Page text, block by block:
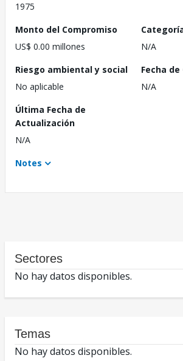
1975
Monto del Compromiso
US$ 0.00 millones
N/A
Riesgo ambiental y social
No aplicable
Fecha de
N/A
Última Fecha de
Actualización
N/A
Notes
Sectores
No hay datos disponibles.
Temas
No hay datos disponibles.